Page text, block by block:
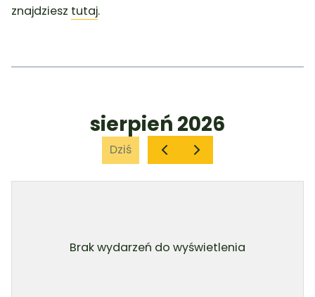
znajdziesz tutaj.
sierpień 2026
Dziś
Brak wydarzeń do wyświetlenia